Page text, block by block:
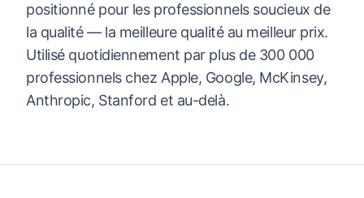
positionné pour les professionnels soucieux de
la qualité — la meilleure qualité au meilleur prix.
Utilisé quotidiennement par plus de 300 000
professionnels chez Apple, Google, McKinsey,
Anthropic, Stanford et au-delà.